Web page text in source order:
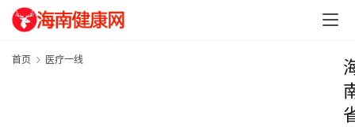
首页 医疗一线